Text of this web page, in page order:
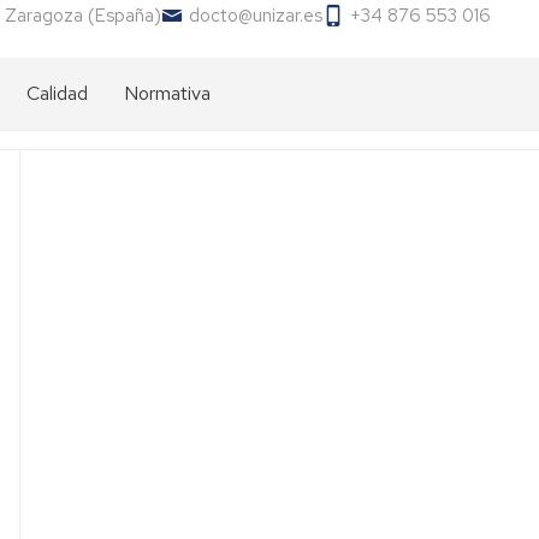
(España) docto@unizar.es +34 876 553 016
Calidad Normativa